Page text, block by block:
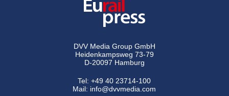
DVV Media Group GmbH
Heidenkampsweg 73-79
D-20097 Hamburg
Tel:+49 40 23714-100
Mail: info@dvvmedia.com